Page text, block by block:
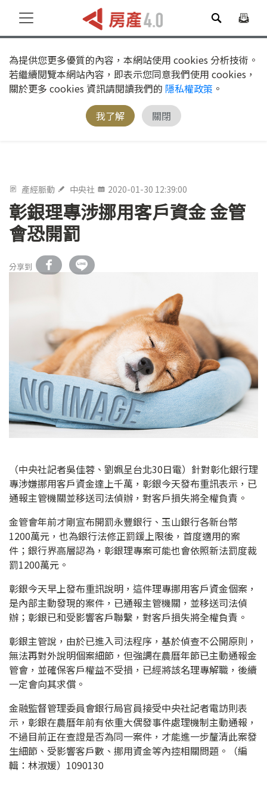
為提供您更多優質的內容，本網站使用 cookies 分析技術。
若繼續閱覽本網站內容，即表示您同意我們使用 cookies，
關於更多 cookies 資訊請閱讀我們的 隱私權政策 。
我了解
關閉
產經脈動 中央社 2020-01-30 12:39:00
彰銀理專涉挪用客戶資金 金管
會恐開罰
分享到
（中央社記者吳佳蓉、劉姵呈台北30日電）針對彰化銀行理
專涉嫌挪用客戶資金達上千萬，彰銀今天發布重訊表示，已
通報主管機關並移送司法偵辦，對客戶損失將全權負責。
金管會年前才剛宣布開罰永豐銀行、玉山銀行各新台幣
1200萬元，也為銀行法修正罰鍰上限後，首度適用的案
件；銀行界高層認為，彰銀理專案可能也會依照新法罰度裁
罰1200萬元。
彰銀今天早上發布重訊說明，這件理專挪用客戶資金個案，
是內部主動發現的案件，已通報主管機關，並移送司法偵
辦；彰銀已和受影響客戶聯繫，對客戶損失將全權負責。
彰銀主管說，由於已進入司法程序，基於偵查不公開原則，
無法再對外說明個案細節，但強調在農曆年節已主動通報金
管會，並確保客戶權益不受損，已經將該名理專解職，後續
一定會向其求償。
金融監督管理委員會銀行局官員接受中央社記者電訪則表
示，彰銀在農曆年前有依重大偶發事件處理機制主動通報，
不過目前正在查證是否為同一案件，才能進一步釐清此案發
生細節、受影響客戶數、挪用資金等內控相關問題。（編
輯：林淑媛）1090130